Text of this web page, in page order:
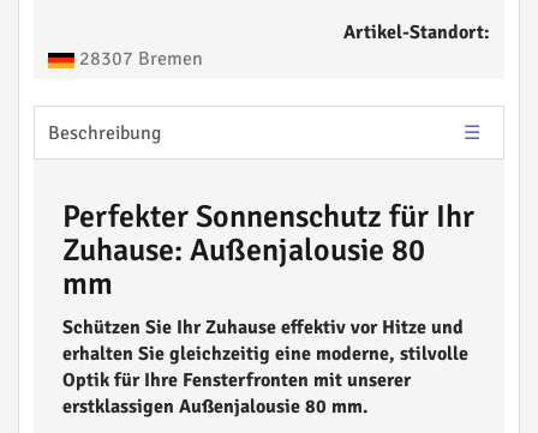
Artikel-Standort:
28307 Bremen
Beschreibung
Perfekter Sonnenschutz für Ihr
Zuhause: Außenjalousie 80
mm
Schützen Sie Ihr Zuhause effektiv vor Hitze und
erhalten Sie gleichzeitig eine moderne, stilvolle
Optik für Ihre Fensterfronten mit unserer
erstklassigen Außenjalousie 80 mm.